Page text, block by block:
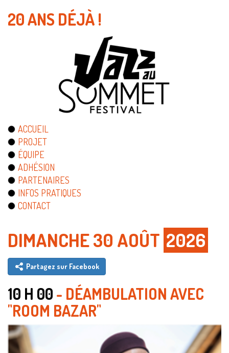
20 ANS DÉJÀ !
ACCUEIL
PROJET
ÉQUIPE
ADHÉSION
PARTENAIRES
INFOS PRATIQUES
CONTACT
DIMANCHE 30 AOÛT 2026
Partagez sur Facebook
10 H 00 - DÉAMBULATION AVEC
"ROOM BAZAR"